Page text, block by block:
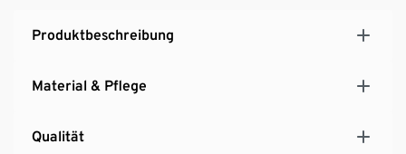
Produktbeschreibung
Material & Pflege
Qualität